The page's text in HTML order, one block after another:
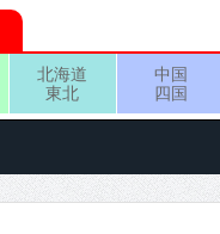
北海道
東北
中国
四国